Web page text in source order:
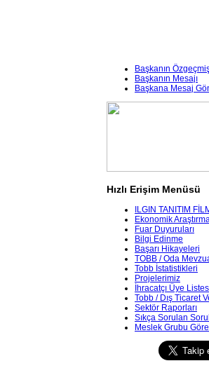
Başkanın
Başkanın Mesajı
Başkana Mesaj
Hızlı Erişim Menüsü
ILGIN TANITIM
Ekonomik
Fuar Duyuruları
Bilgi Edinme
Başarı Hikayeleri
TOBB / Oda
Tobb İstatistikleri
Projelerimiz
İhracatçı Üye
Tobb / Dış Ticaret
Sektör Raporları
Sıkça Sorulan
Meslek Grubu